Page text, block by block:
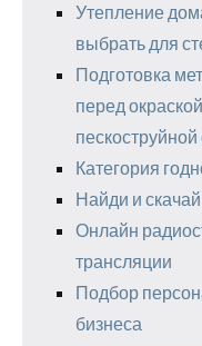
Утепление
выбрать для
Подготовка
перед
пескоструйной
Категория
Найди и
Онлайн
трансляции
Подбор
бизнеса